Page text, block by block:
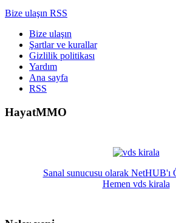
Bize ulaşın RSS
Bize ulaşın
Şartlar ve kurallar
Gizlilik politikası
Yardım
Ana sayfa
RSS
HayatMMO
Sanal sunucusu olarak NetHUB'ı
Hemen vds kirala